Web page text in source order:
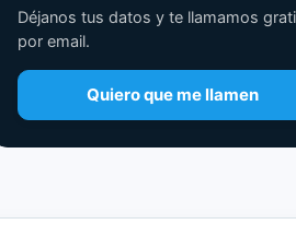
Déjanos tus datos y te llamamos
por email.
Quiero que me llamen